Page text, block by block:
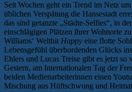
Seit Wochen geht ein Trend im Netz
üblichen Verspätung die Hansestadt
das sind getanzte „Städte-Selfies“, in
einschlägigen Plätzen ihrer Wohnorte
Williams‘ Welthit Happy eine flotte
Lebensgefühl überbordenden Glücks
Ehlers und Lucas Treise gibt es jetzt so
Gestern, am Internationalen Tag der
beiden Medienarbeiterinnen einen
Mischung aus Hüftschwung und